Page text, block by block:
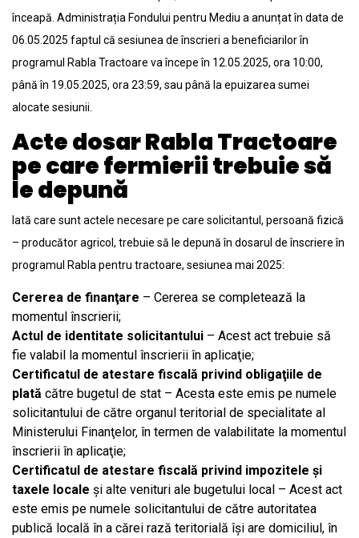
înceapă. Administrația Fondului pentru Mediu a anunțat în data de
06.05.2025 faptul că sesiunea de înscrieri a beneficiarilor în
programul Rabla Tractoare va începe în 12.05.2025, ora 10:00,
până în 19.05.2025, ora 23:59, sau până la epuizarea sumei
alocate sesiunii.
Acte dosar Rabla Tractoare
pe care fermierii trebuie să
le depună
Iată care sunt actele necesare pe care solicitantul, persoană fizică
– producător agricol, trebuie să le depună în dosarul de înscriere în
programul Rabla pentru tractoare, sesiunea mai 2025:
Cererea de finanţare – Cererea se completează la
momentul înscrierii;
Actul de identitate solicitantului – Acest act trebuie să
fie valabil la momentul înscrierii în aplicaţie;
Certificatul de atestare fiscală privind obligaţiile de
plată către bugetul de stat – Acesta este emis pe numele
solicitantului de către organul teritorial de specialitate al
Ministerului Finanţelor, în termen de valabilitate la momentul
înscrierii în aplicaţie;
Certificatul de atestare fiscală privind impozitele şi
taxele locale şi alte venituri ale bugetului local – Acest act
este emis pe numele solicitantului de către autoritatea
publică locală în a cărei rază teritorială îşi are domiciliul, în